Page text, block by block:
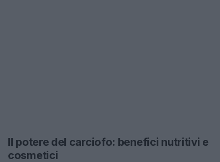
Il potere del carciofo: benefici nutritivi e
cosmetici